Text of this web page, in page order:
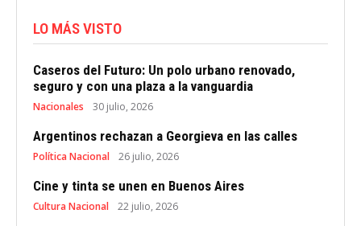
LO MÁS VISTO
Caseros del Futuro: Un polo urbano renovado,
seguro y con una plaza a la vanguardia
Nacionales 30 julio, 2026
Argentinos rechazan a Georgieva en las calles
Política Nacional 26 julio, 2026
Cine y tinta se unen en Buenos Aires
Cultura Nacional 22 julio, 2026